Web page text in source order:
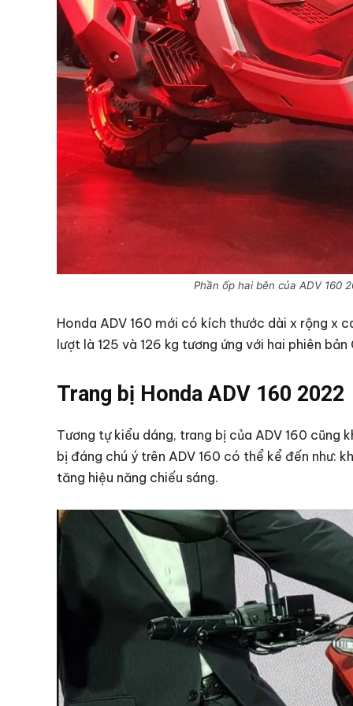
Phần ốp hai bên của ADV 160
Honda ADV 160 mới có kích thước dài x rộng x
lượt là 125 và 126 kg tương ứng với hai phiên bản
Trang bị Honda ADV 160 2022
Tương tự kiểu dáng, trang bị của ADV 160 cũng
bị đáng chú ý trên ADV 160 có thể kể đến như:
tăng hiệu năng chiếu sáng.